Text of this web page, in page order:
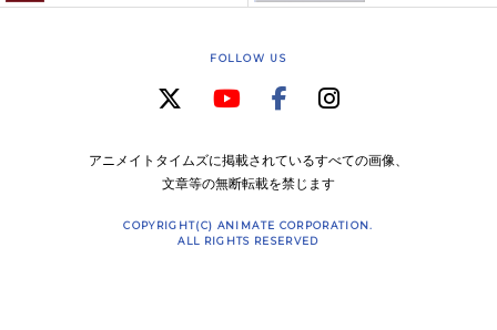
FOLLOW US
アニメイトタイムズに掲載されているすべての画像、
文章等の無断転載を禁じます
COPYRIGHT(C) ANIMATE CORPORATION.
ALL RIGHTS RESERVED